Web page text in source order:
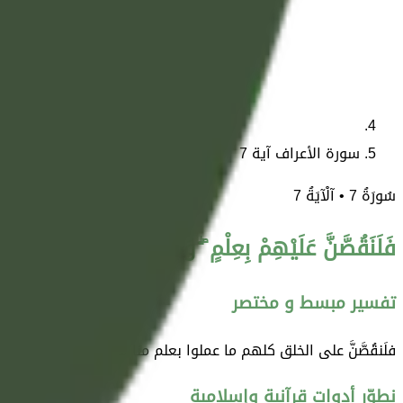
سورة الأعراف آية 7
سُورَةُ7• آلْآيَةُ7
فَلَنَقُصَّنَّ عَلَيْهِمْ بِعِلْمٍ ۖ وَمَا كُنَّا غَائِبِينَ
تفسير مبسط و مختصر
فلَنقُصَّنَّ على الخلق كلهم ما عملوا بعلم منا لأعمالهم في الدنيا